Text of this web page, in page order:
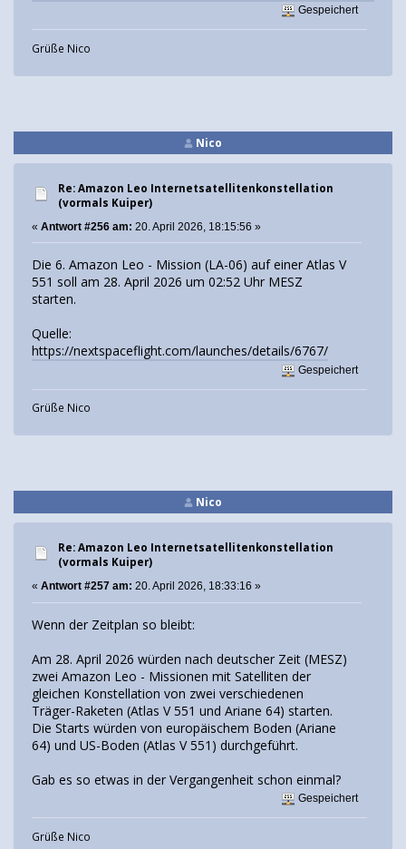
Gespeichert
Grüße Nico
Nico
Re: Amazon Leo Internetsatellitenkonstellation
(vormals Kuiper)
« Antwort #256 am: 20. April 2026, 18:15:56 »
Die 6. Amazon Leo - Mission (LA-06) auf einer Atlas V
551 soll am 28. April 2026 um 02:52 Uhr MESZ
starten.
Quelle:
https://nextspaceflight.com/launches/details/6767/
Gespeichert
Grüße Nico
Nico
Re: Amazon Leo Internetsatellitenkonstellation
(vormals Kuiper)
« Antwort #257 am: 20. April 2026, 18:33:16 »
Wenn der Zeitplan so bleibt:
Am 28. April 2026 würden nach deutscher Zeit (MESZ)
zwei Amazon Leo - Missionen mit Satelliten der
gleichen Konstellation von zwei verschiedenen
Träger-Raketen (Atlas V 551 und Ariane 64) starten.
Die Starts würden von europäischem Boden (Ariane
64) und US-Boden (Atlas V 551) durchgeführt.
Gab es so etwas in der Vergangenheit schon einmal?
Gespeichert
Grüße Nico